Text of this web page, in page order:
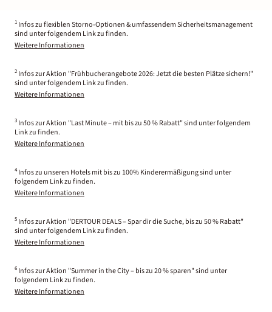
1 Infos zu flexiblen Storno-Optionen & umfassendem Sicherheitsmanagement
sind unter folgendem Link zu finden.
Weitere Informationen
2 Infos zur Aktion "Frühbucherangebote 2026: Jetzt die besten Plätze sichern!"
sind unter folgendem Link zu finden.
Weitere Informationen
3 Infos zur Aktion "Last Minute – mit bis zu 50 % Rabatt" sind unter folgendem
Link zu finden.
Weitere Informationen
4 Infos zu unseren Hotels mit bis zu 100% Kinderermäßigung sind unter
folgendem Link zu finden.
Weitere Informationen
5 Infos zur Aktion "DERTOUR DEALS – Spar dir die Suche, bis zu 50 % Rabatt"
sind unter folgendem Link zu finden.
Weitere Informationen
6 Infos zur Aktion "Summer in the City – bis zu 20 % sparen" sind unter
folgendem Link zu finden.
Weitere Informationen